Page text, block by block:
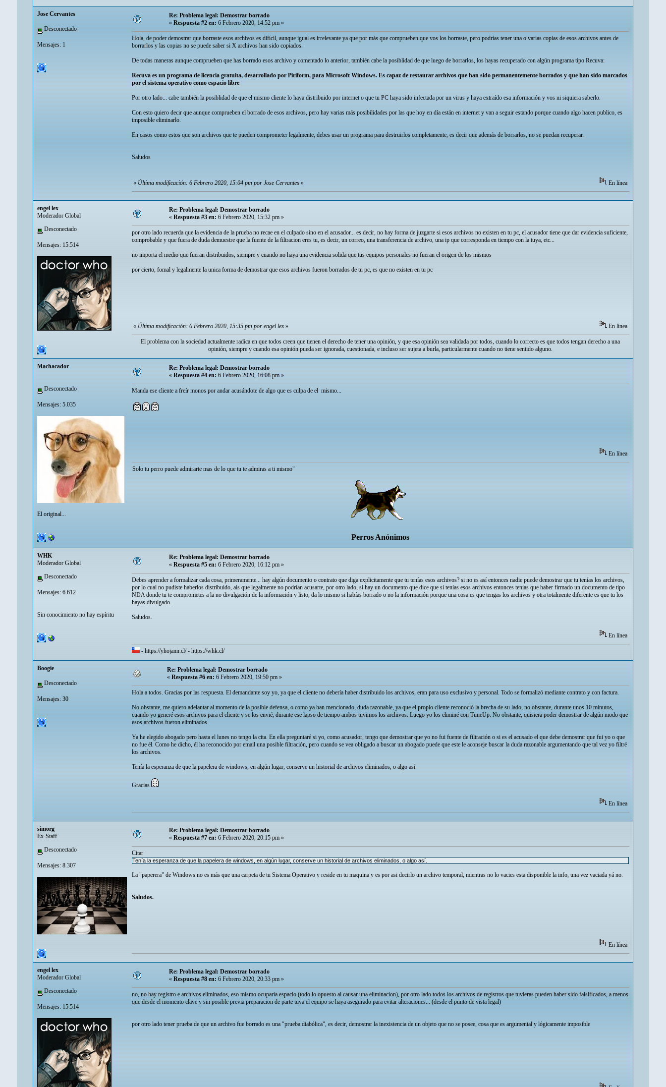
Jose Cervantes
Desconectado
Mensajes: 1
Re: Problema legal: Demostrar borrado
«Respuesta #2 en:6 Febrero 2020, 14:52 pm »
Hola, de poder demostrar que borraste esos archivos es difícil, aunque igual es irrelevante ya que por más que comprueben que vos los borraste, pero podrías tener una o varias copias de esos archivos antes de
borrarlos y las copias no se puede saber si X archivos han sido copiados.
De todas maneras aunque comprueben que has borrado esos archivo y comentado lo anterior, también cabe la posiblidad de que luego de borrarlos, los hayas recuperado con algún programa tipo Recuva:
Recuva es un programa de licencia gratuita, desarrollado por Piriform, para Microsoft Windows. Es capaz de restaurar archivos que han sido permanentemente borrados y que han sido marcados
por el sistema operativo como espacio libre
Por otro lado... cabe también la posiblidad de que el mismo cliente lo haya distribuido por internet o que tu PC haya sido infectada por un virus y haya extraído esa información y vos ni siquiera saberlo.
Con esto quiero decir que aunque comprueben el borrado de esos archivos, pero hay varias más posibilidades por las que hoy en día están en internet y van a seguir estando porque cuando algo hacen publico, es
imposible eliminarlo.
En casos como estos que son archivos que te pueden comprometer legalmente, debes usar un programa para destruirlos completamente, es decir que además de borrarlos, no se puedan recuperar.
Saludos
«Última modificación: 6 Febrero 2020, 15:04 pm por Jose Cervantes» En línea
engel lex
Moderador Global
Desconectado
Mensajes: 15.514
Re: Problema legal: Demostrar borrado
« Respuesta #3 en: 6 Febrero 2020, 15:32 pm »
por otro lado recuerda que la evidencia de la prueba no recae en el culpado sino en el acusador... es decir, no hay forma de juzgarte si esos archivos no existen en tu pc, el acusador tiene que dar evidencia suficiente,
comprobable y que fuera de duda demuestre que la fuente de la filtracion eres tu, es decir, un correo, una transferencia de archivo, una ip que corresponda en tiempo con la tuya, etc...
no importa el medio que fueran distribuidos, siempre y cuando no haya una evidencia solida que tus equipos personales no fueran el origen de los mismos
por cierto, fomal y legalmente la unica forma de demostrar que esos archivos fueron borrados de tu pc, es que no existen en tu pc
« Última modificación: 6 Febrero 2020, 15:35 pm por engel lex» En línea
El problema con la sociedad actualmente radica en que todos creen que tienen el derecho de tener una opinión, y que esa opinión sea validada por todos, cuando lo correcto es que todos tengan derecho a una
opinión, siempre y cuando esa opinión pueda ser ignorada, cuestionada, e incluso ser sujeta a burla, particularmente cuando no tiene sentido alguno.
Machacador
Desconectado
Mensajes: 5.035
El original...
Re: Problema legal: Demostrar borrado
«Respuesta #4 en:6 Febrero 2020, 16:08 pm »
Manda ese cliente a freír monos por andar acusándote de algo que es culpa de el mismo...
En línea
"Solo tu perro puede admirarte mas de lo que tu te admiras a ti mismo"
Perros Anónimos
WHK
Moderador Global
Desconectado
Mensajes: 6.612
Sin conocimiento no hay espíritu
Re: Problema legal: Demostrar borrado
« Respuesta #5 en: 6 Febrero 2020, 16:12 pm »
Debes aprender a formalizar cada cosa, primeramente... hay algún documento o contrato que diga explicitamente que tu tenías esos archivos? si no es así entonces nadie puede demostrar que tu tenías los archivos,
por lo cual no pudiste haberlos distribuido, ais que legalmente no podrían acusarte, por otro lado, si hay un documento que dice que si tenías esos archivos entonces tenias que haber firmado un documento de tipo
NDA donde tu te comprometes a la no divulgación de la información y listo, da lo mismo si habías borrado o no la información porque una cosa es que tengas los archivos y otra totalmente diferente es que tu los
hayas divulgado.
Saludos.
En línea
- https://yhojann.cl/- https://whk.cl/
Boogie
Desconectado
Mensajes: 30
Re: Problema legal: Demostrar borrado
«Respuesta #6 en:6 Febrero 2020, 19:50 pm »
Hola a todos. Gracias por las respuesta. El demandante soy yo, ya que el cliente no debería haber distribuido los archivos, eran para uso exclusivo y personal. Todo se formalizó mediante contrato y con factura.
No obstante, me quiero adelantar al momento de la posible defensa, o como ya han mencionado, duda razonable, ya que el propio cliente reconoció la brecha de su lado, no obstante, durante unos 10 minutos,
cuando yo generé esos archivos para el cliente y se los envié, durante ese lapso de tiempo ambos tuvimos los archivos. Luego yo los eliminé con TuneUp. No obstante, quisiera poder demostrar de algún modo que
esos archivos fueron eliminados.
Ya he elegido abogado pero hasta el lunes no tengo la cita. En ella preguntaré si yo, como acusador, tengo que demostrar que yo no fui fuente de filtración o si es el acusado el que debe demostrar que fui yo o que
no fue él. Como he dicho, él ha reconocido por email una posible filtración, pero cuando se vea obligado a buscar un abogado puede que este le aconseje buscar la duda razonable argumentando que tal vez yo filtré
los archivos.
Tenía la esperanza de que la papelera de windows, en algún lugar, conserve un historial de archivos eliminados, o algo así.
Gracias
En línea
simorg
Ex-Staff
Desconectado
Mensajes: 8.307
Re: Problema legal: Demostrar borrado
« Respuesta #7 en: 6 Febrero 2020, 20:15 pm »
Citar
Tenía la esperanza de que la papelera de windows, en algún lugar, conserve un historial de archivos eliminados, o algo así.
La "paperera" de Windows no es más que una carpeta de tu Sistema Operativo y reside en tu maquina y es por asi decirlo un archivo temporal, mientras no lo vacies esta disponible la info, una vez vaciada yá no.
Saludos.
En línea
engel lex
Moderador Global
Desconectado
Mensajes: 15.514
Re: Problema legal: Demostrar borrado
«Respuesta #8 en:6 Febrero 2020, 20:33 pm »
no, no hay registro e archivos eliminados, eso mismo ocuparía espacio (todo lo opuesto al causar una eliminacion), por otro lado todos los archivos de registros que tuvieras pueden haber sido falsificados, a menos
que desde el momento clave y sin posible previa preparacion de parte tuya el equipo se haya asegurado para evitar alteraciones... (desde el punto de vista legal)
por otro lado tener prueba de que un archivo fue borrado es una "prueba diabólica", es decir, demostrar la inexistencia de un objeto que no se posee, cosa que es argumental y lógicamente imposible